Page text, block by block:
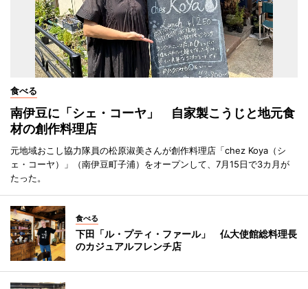
食べる
南伊豆に「シェ・コーヤ」 自家製こうじと地元食
材の創作料理店
元地域おこし協力隊員の松原淑美さんが創作料理店「chez Koya（シ
ェ・コーヤ）」（南伊豆町子浦）をオープンして、7月15日で3カ月が
たった。
食べる
下田「ル・プティ・ファール」 仏大使館総料理長
のカジュアルフレンチ店